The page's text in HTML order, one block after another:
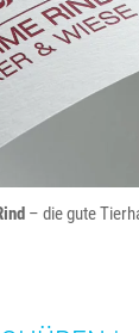
– die gute